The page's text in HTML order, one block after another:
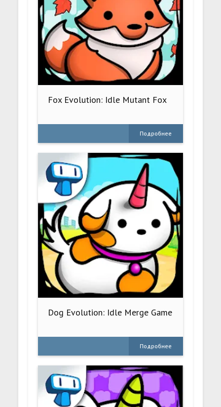
Fox Evolution: Idle Mutant Fox
Подробнее
Dog Evolution: Idle Merge Game
Подробнее